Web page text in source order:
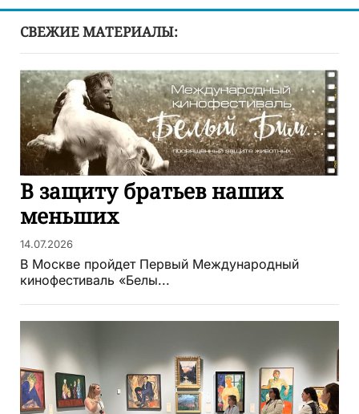
СВЕЖИЕ МАТЕРИАЛЫ:
В защиту братьев наших
меньших
14.07.2026
В Москве пройдет Первый Международный
кинофестиваль «Белы...